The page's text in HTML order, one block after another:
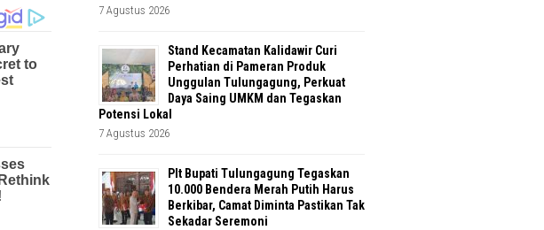
7 Agustus 2026
Stand Kecamatan Kalidawir Curi
Perhatian di Pameran Produk
Unggulan Tulungagung, Perkuat
Daya Saing UMKM dan Tegaskan
Potensi Lokal
7 Agustus 2026
Plt Bupati Tulungagung Tegaskan
10.000 Bendera Merah Putih Harus
Berkibar, Camat Diminta Pastikan Tak
Sekadar Seremoni